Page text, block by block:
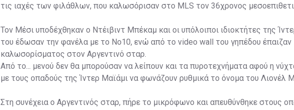
τις ιαχές των φιλάθλων, που καλωσόρισαν στο MLS τον 36χρονος
Τον Μέσι υποδέχθηκαν ο Ντέιβιντ Μπέκαμ και οι υπόλοιποι ιδιοκτήτες της
του έδωσαν την φανέλα με το Νο10, ενώ από το video wall του γηπέδου έπαιζαν
καλωσορίσματος στον Αργεντινό σταρ.
Από το... μενού δεν θα μπορούσαν να λείπουν και τα πυροτεχνήματα αφού η
με τους οπαδούς της Ίντερ Μαϊάμι να φωνάζουν ρυθμικά το όνομα του Λιονέλ
Στη συνέχεια ο Αργεντινός σταρ, πήρε το μικρόφωνο και απευθύνθηκε στους